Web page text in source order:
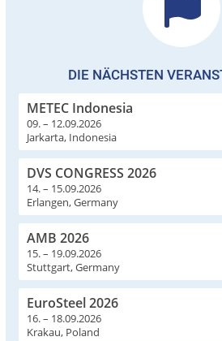
DIE NÄCHSTEN
METEC Indonesia
09. – 12.09.2026
Jarkarta, Indonesia
DVS CONGRESS 2026
14. – 15.09.2026
Erlangen, Germany
AMB 2026
15. – 19.09.2026
Stuttgart, Germany
EuroSteel 2026
16. – 18.09.2026
Krakau, Poland